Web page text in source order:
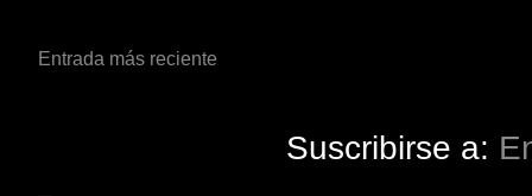
Entrada más reciente
Suscribirse a: